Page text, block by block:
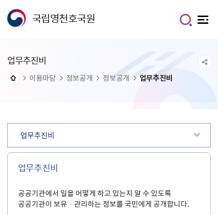
국립영천호국원
업무추진비
이용마당 정보공개 정보공개 업무추진비
업무추진비
업무추진비
공공기관에서 일을 어떻게 하고 있는지 알 수 있도록
공공기관이 보유ㆍ관리하는 정보를 국민에게 공개합니다.